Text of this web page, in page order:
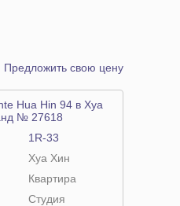
Предложить свою цену
Hua Hin 94 в Хуа
№ 27618
1R-33
Хуа Хин
Квартира
Студия